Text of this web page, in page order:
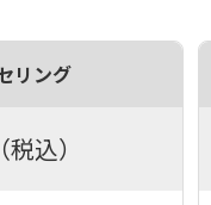
リング
込）